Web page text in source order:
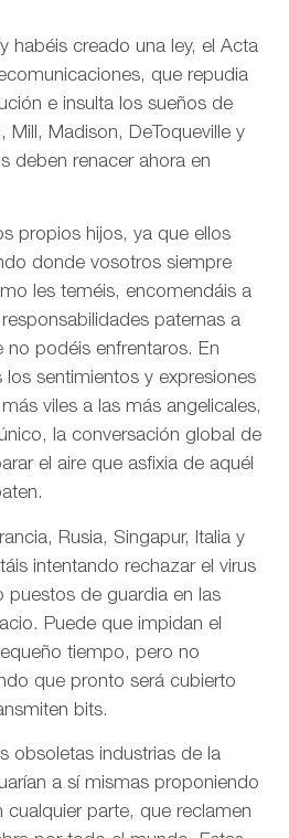
habéis creado una ley, el Acta
que repudia
e insulta los sueños de
Mill, Madison, DeToqueville y
deben renacer ahora en
propios hijos, ya que ellos
donde vosotros siempre
les teméis, encomendáis a
paternas a
no podéis enfrentaros. En
sentimientos y expresiones
viles a las más angelicales,
la conversación global de
el aire que asfixia de aquél
Rusia, Singapur, Italia y
intentando rechazar el virus
puestos de guardia en las
Puede que impidan el
tiempo, pero no
que pronto será cubierto
bits.
obsoletas industrias de la
a sí mismas proponiendo
cualquier parte, que reclamen